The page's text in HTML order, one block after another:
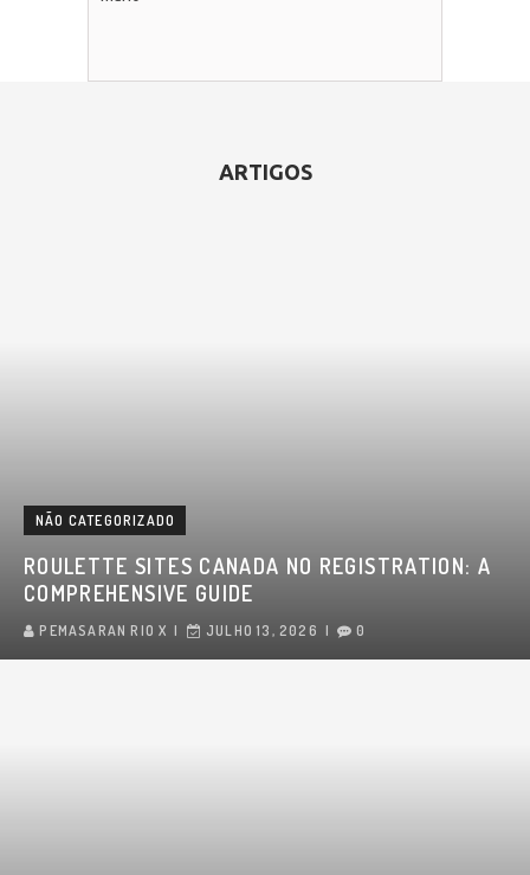
ARTIGOS
NÃO CATEGORIZADO
ROULETTE SITES CANADA NO REGISTRATION: A
COMPREHENSIVE GUIDE
PEMASARAN RIO X JULHO 13, 2026 0